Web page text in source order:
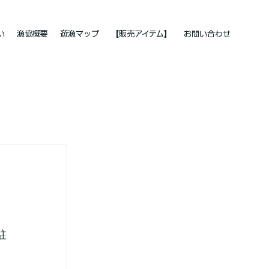
漁協概要 遊漁マップ 【販売アイテム】 お問い合わせ